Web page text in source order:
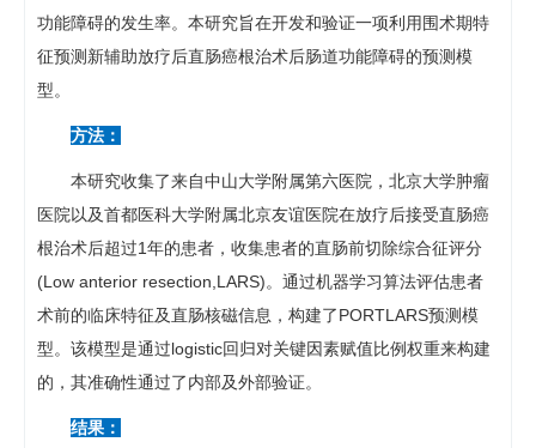
功能障碍的发生率。本研究旨在开发和验证一项利用围术期特
征预测新辅助放疗后直肠癌根治术后肠道功能障碍的预测模
型。
方法：
本研究收集了来自中山大学附属第六医院，北京大学肿瘤
医院以及首都医科大学附属北京友谊医院在放疗后接受直肠癌
根治术后超过1年的患者，收集患者的直肠前切除综合征评分
(Low anterior resection,LARS)。通过机器学习算法评估患者
术前的临床特征及直肠核磁信息，构建了PORTLARS预测模
型。该模型是通过logistic回归对关键因素赋值比例权重来构建
的，其准确性通过了内部及外部验证。
结果：